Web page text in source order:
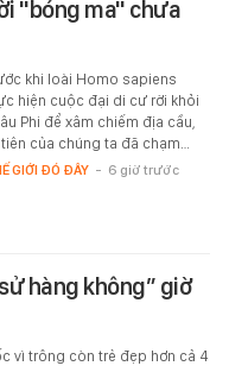
"bóng ma" chưa
khi loài Homo sapiens
hiện cuộc đại di cư rời khỏi
Phi để xâm chiếm địa cầu,
của chúng ta đã chạm…
GIỚI ĐÓ ĐÂY - 6 giờ trước
hàng không” giờ
vì trông còn trẻ đẹp hơn cả 4